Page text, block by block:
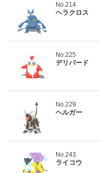
No.214
ヘラクロス
No.225
デリバード
No.229
ヘルガー
No.243
ライコウ